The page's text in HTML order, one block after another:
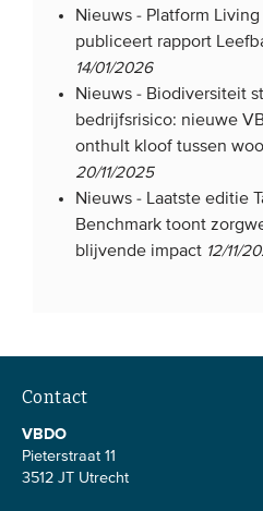
Nieuws - Platform
publiceert rapport
14/01/2026
Nieuws - Biodiversiteit
bedrijfsrisico: nieuwe
onthult kloof tussen
20/11/2025
Nieuws - Laatste editie
Benchmark toont
blijvende impact 12/11/
Contact
VBDO
Pieterstraat 11
3512 JT Utrecht